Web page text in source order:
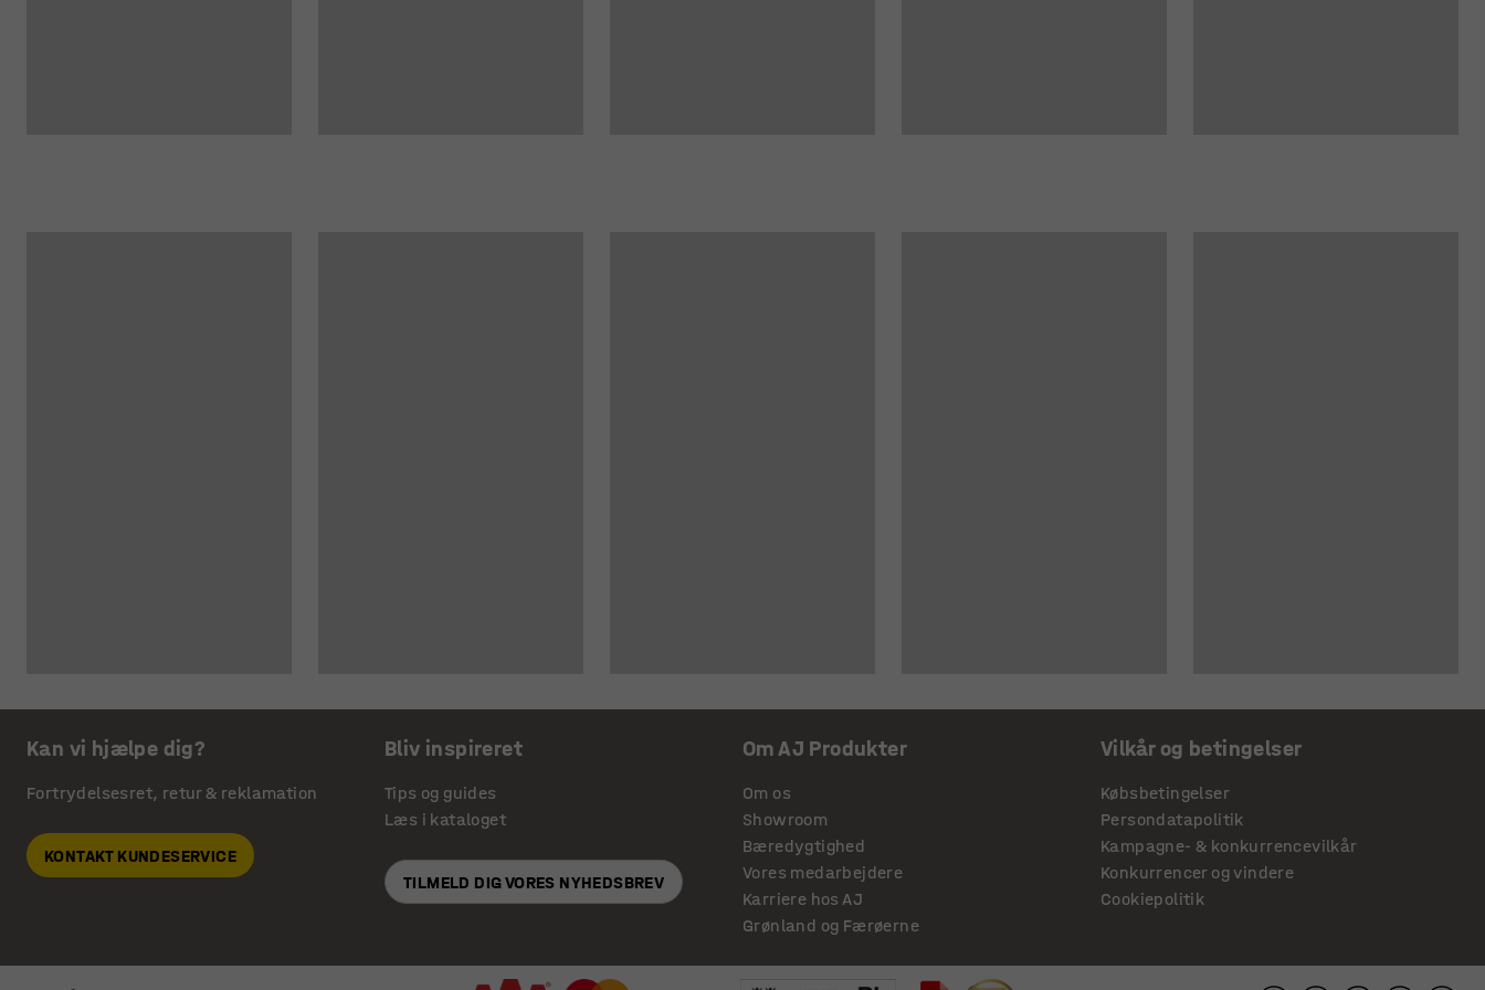
Kan vi hjælpe dig?
Fortrydelsesret, retur & reklamation
KONTAKT KUNDESERVICE
Bliv inspireret
Tips og guides
Læs i kataloget
TILMELD DIG VORES NYHEDSBREV
Om AJ Produkter
Om os
Showroom
Bæredygtighed
Vores medarbejdere
Karriere hos AJ
Grønland og Færøerne
Vilkår og betingelser
Købsbetingelser
Persondatapolitik
Kampagne- & konkurrencevilkår
Konkurrencer og vindere
Cookiepolitik